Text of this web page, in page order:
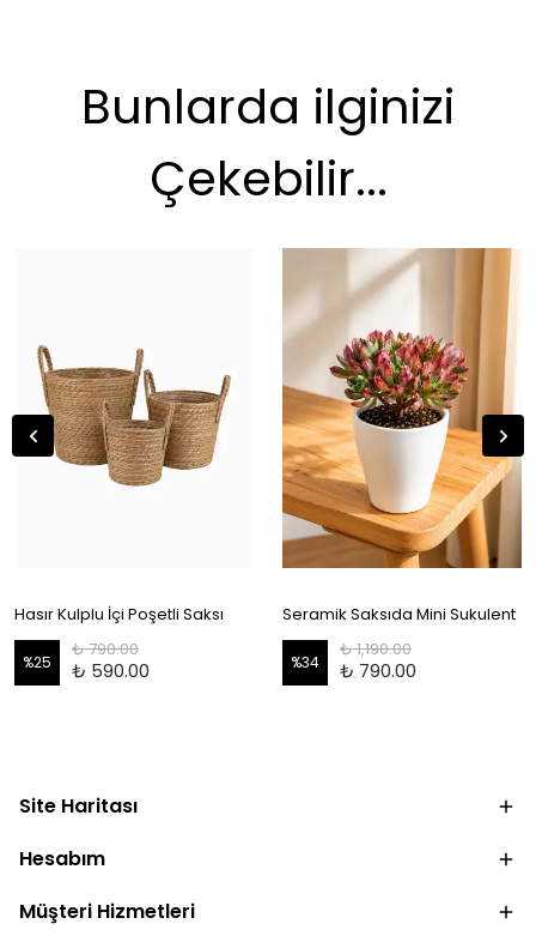
Bunlarda ilginizi
Çekebilir...
Hasır Kulplu İçi Poşetli Saksı
%25
₺ 790.00
₺ 590.00
Seramik Saksıda Mini Sukulent
%34
₺ 1,190.00
₺ 790.00
Site Haritası
Hesabım
Müşteri Hizmetleri